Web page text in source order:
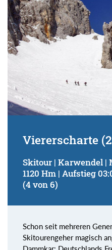
Viererscharte
Skitour | Karwendel |
1120 Hm | Aufstieg
(4 von 6)
Schon seit mehreren
Skitourengeher magisch